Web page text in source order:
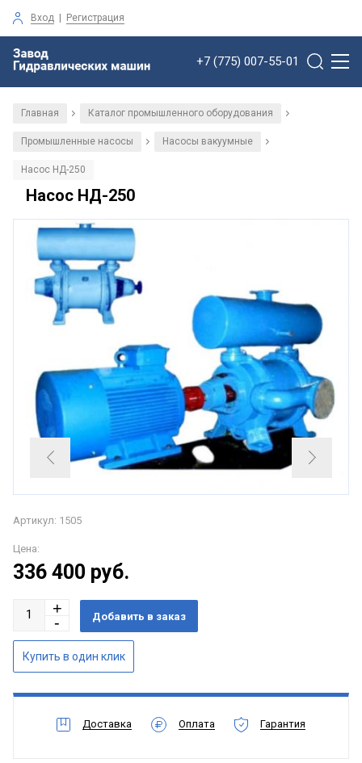
Вход | Регистрация
+7 (775) 007-55-01
Главная / Каталог промышленного оборудования /
Промышленные насосы / Насосы вакуумные /
Насос НД-250
Насос НД-250
Артикул: 1505
Цена:
336 400 руб.
Доставка Оплата Гарантия